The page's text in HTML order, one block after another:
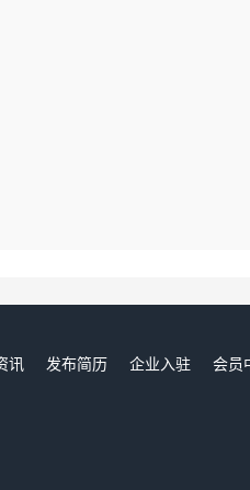
讯 发布简历 企业入驻 会员